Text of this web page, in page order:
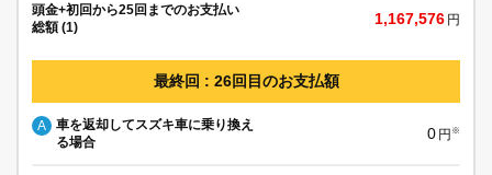
頭金+初回から25回までのお支払い
総額 (1)
1,167,576 円
最終回 : 26回目のお支払額
A
車を返却してスズキ車に乗り換え
る場合
0 円 ※